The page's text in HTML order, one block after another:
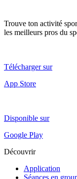
Trouve ton activité
les meilleurs pros du
Télécharger sur
App Store
Disponible sur
Google Play
Découvrir
Application